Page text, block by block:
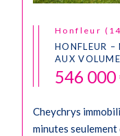
Honfleur
HONFLEUR –
AUX
546 000
Cheychrys
minutes